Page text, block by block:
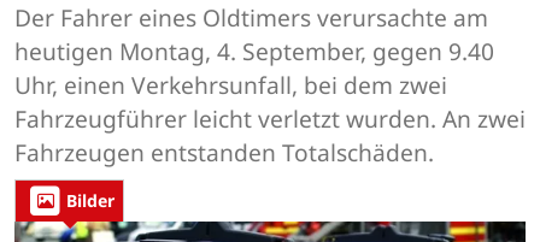
Der Fahrer eines Oldtimers verursachte am
heutigen Montag, 4. September, gegen 9.40
Uhr, einen Verkehrsunfall, bei dem zwei
Fahrzeugführer leicht verletzt wurden. An zwei
Fahrzeugen entstanden Totalschäden.
Bilder